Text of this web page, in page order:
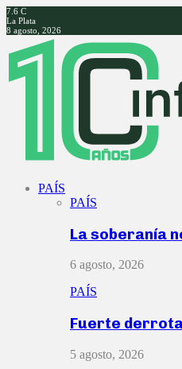
7.6 C
La Plata
8 agosto, 2026
Facebook
Twitter
Instagram
Youtube
PAÍS
PAÍS
La soberanía
6 agosto, 2026
PAÍS
Fuerte
5 agosto, 2026